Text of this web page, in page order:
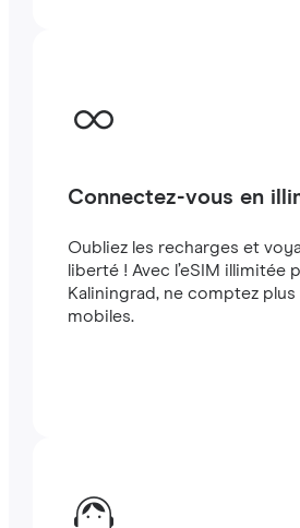
Connectez-vous en
Oubliez les recharges et
liberté ! Avec l’eSIM illimitée
Kaliningrad, ne comptez
mobiles.